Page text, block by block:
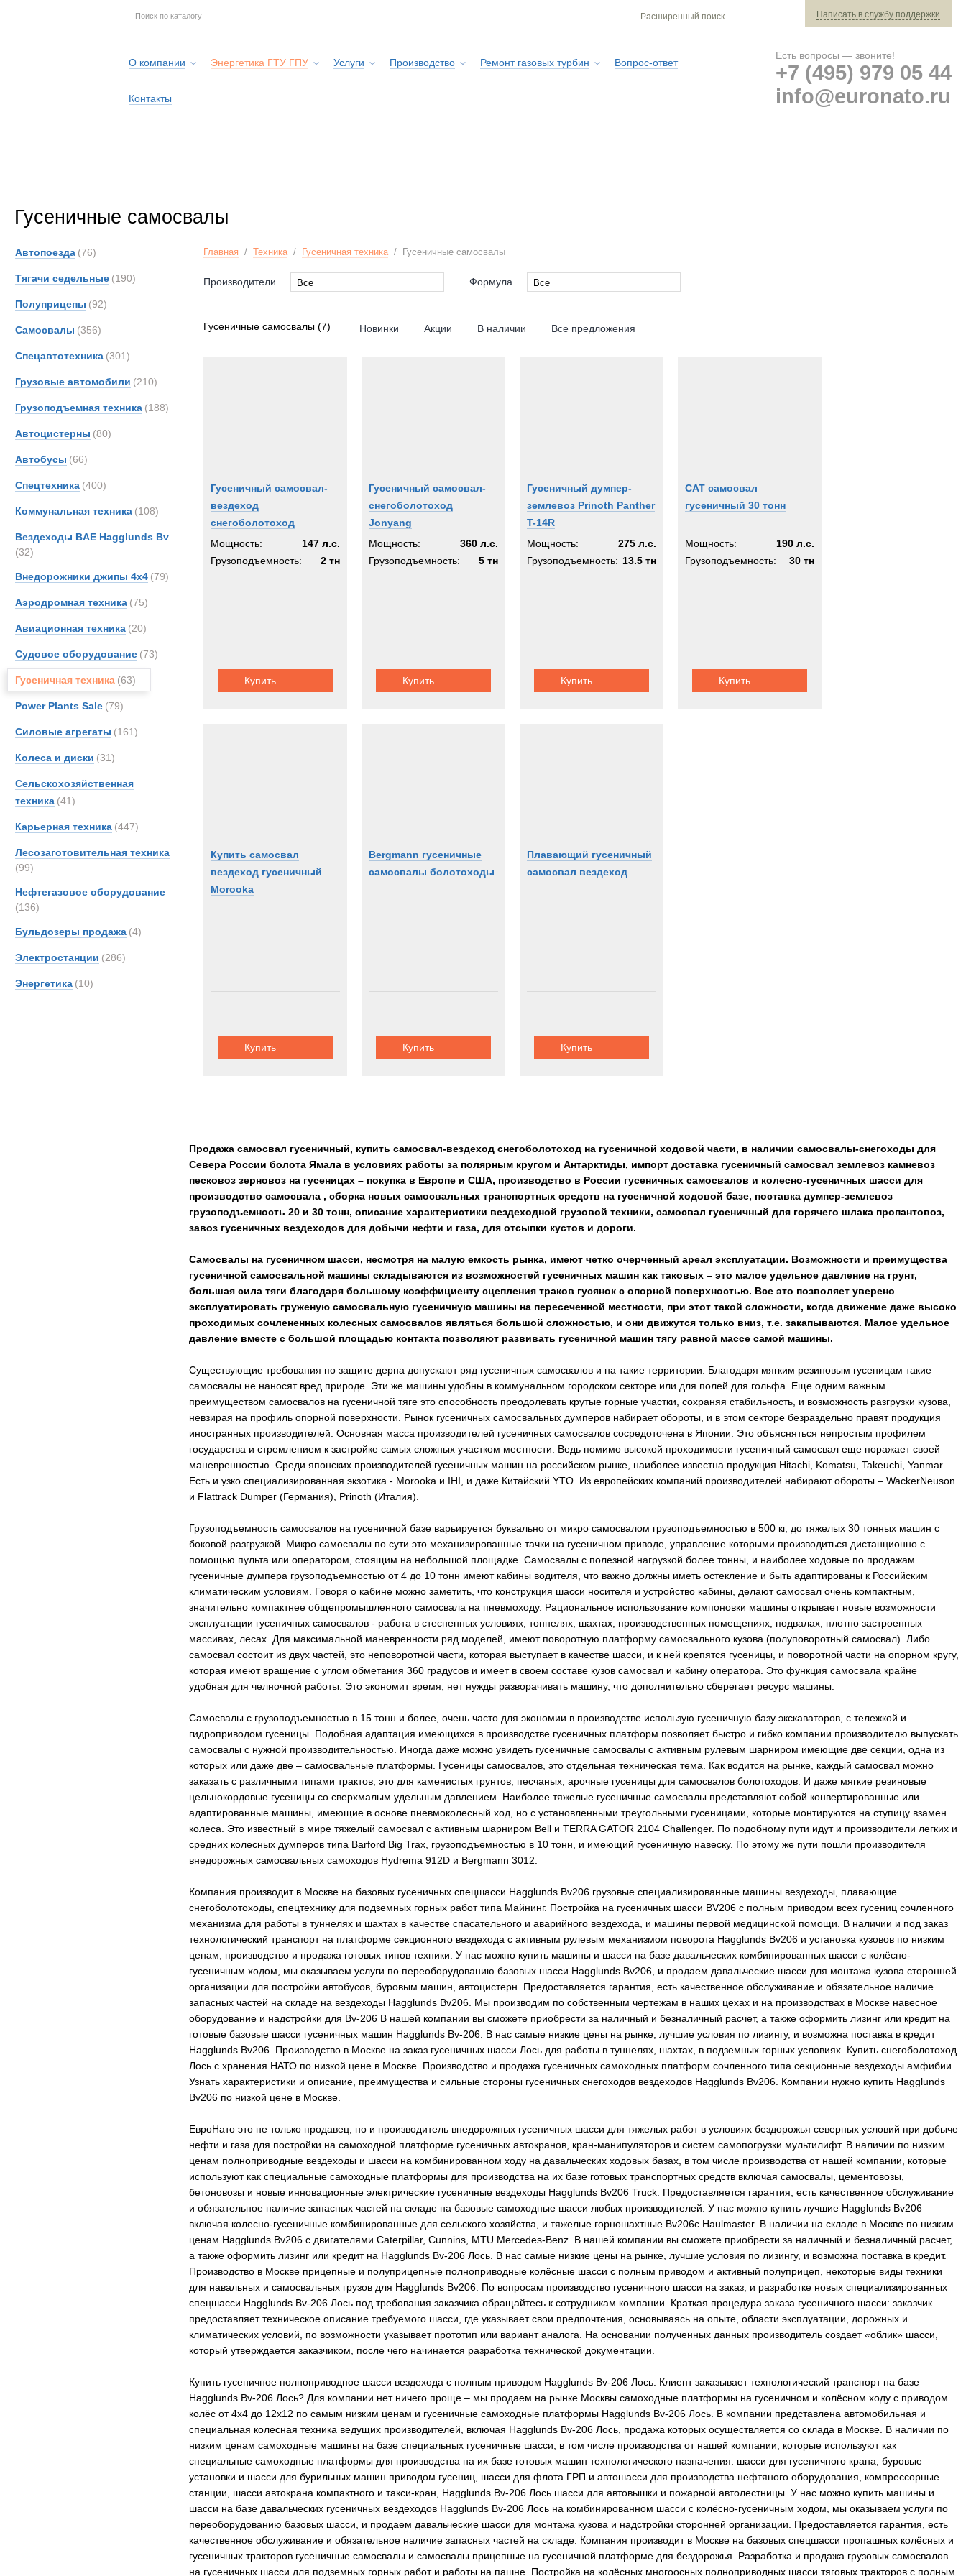
Расширенный поиск Написать в службу поддержки
О компании Энергетика ГТУ ГПУ Услуги Производство Ремонт газовых турбин Вопрос-ответ
Контакты
Есть вопросы — звоните!
+7 (495) 979 05 44
info@euronato.ru
Гусеничные самосвалы
Автопоезда (76)
Тягачи седельные (190)
Полуприцепы (92)
Самосвалы (356)
Спецавтотехника (301)
Грузовые автомобили (210)
Грузоподъемная техника (188)
Автоцистерны (80)
Автобусы (66)
Спецтехника (400)
Коммунальная техника (108)
Вездеходы BAE Hagglunds Bv
(32)
Внедорожники джипы 4х4 (79)
Аэродромная техника (75)
Авиационная техника (20)
Судовое оборудование (73)
Гусеничная техника (63)
Power Plants Sale (79)
Силовые агрегаты (161)
Колеса и диски (31)
Сельскохозяйственная
техника (41)
Карьерная техника (447)
Лесозаготовительная техника
(99)
Нефтегазовое оборудование
(136)
Бульдозеры продажа (4)
Электростанции (286)
Энергетика (10)
Главная / Техника/ Гусеничная техника/ Гусеничные самосвалы
Производители
Все
CATERPILLAR
Формула
Все
Гусеничные самосвалы (7) Новинки Акции В наличии Все предложения
Гусеничный самосвал-
вездеход
снегоболотоход
Мощность:
147 л.с.
Грузоподъемность:
2 тн
Купить
Гусеничный самосвал-
снегоболотоход
Jonyang
Мощность:
360 л.с.
Грузоподъемность:
5 тн
Купить
Гусеничный думпер-
землевоз Prinoth Panther
T-14R
Мощность:
275 л.с.
Грузоподъемность: 13.5 тн
Купить
CAT самосвал
гусеничный 30 тонн
Мощность:
190 л.с.
Грузоподъемность:
30 тн
Купить
Купить самосвал
вездеход гусеничный
Morooka
Купить
Bergmann гусеничные
самосвалы болотоходы
Купить
Плавающий гусеничный
самосвал вездеход
Купить
Продажа самосвал гусеничный, купить самосвал-вездеход снегоболотоход на гусеничной ходовой части, в наличии самосвалы-снегоходы для
Севера России болота Ямала в условиях работы за полярным кругом и Антарктиды, импорт доставка гусеничный самосвал землевоз камневоз
песковоз зерновоз на гусеницах – покупка в Европе и США, производство в России гусеничных самосвалов и колесно-гусеничных шасси для
производство самосвала , сборка новых самосвальных транспортных средств на гусеничной ходовой базе, поставка думпер-землевоз
грузоподъемность 20 и 30 тонн, описание характеристики вездеходной грузовой техники, самосвал гусеничный для горячего шлака пропантовоз,
завоз гусеничных вездеходов для добычи нефти и газа, для отсыпки кустов и дороги.
Самосвалы на гусеничном шасси, несмотря на малую емкость рынка, имеют четко очерченный ареал эксплуатации. Возможности и преимущества
гусеничной самосвальной машины складываются из возможностей гусеничных машин как таковых – это малое удельное давление на грунт,
большая сила тяги благодаря большому коэффициенту сцепления траков гусянок с опорной поверхностью. Все это позволяет уверено
эксплуатировать груженую самосвальную гусеничную машины на пересеченной местности, при этот такой сложности, когда движение даже высоко
проходимых сочлененных колесных самосвалов являться большой сложностью, и они движутся только вниз, т.е. закапываются. Малое удельное
давление вместе с большой площадью контакта позволяют развивать гусеничной машин тягу равной массе самой машины.
Существующие требования по защите дерна допускают ряд гусеничных самосвалов и на такие территории. Благодаря мягким резиновым гусеницам такие
самосвалы не наносят вред природе. Эти же машины удобны в коммунальном городском секторе или для полей для гольфа. Еще одним важным
преимуществом самосвалов на гусеничной тяге это способность преодолевать крутые горные участки, сохраняя стабильность, и возможность разгрузки кузова,
невзирая на профиль опорной поверхности. Рынок гусеничных самосвальных думперов набирает обороты, и в этом секторе безраздельно правят продукция
иностранных производителей. Основная масса производителей гусеничных самосвалов сосредоточена в Японии. Это объясняться непростым профилем
государства и стремлением к застройке самых сложных участком местности. Ведь помимо высокой проходимости гусеничный самосвал еще поражает своей
маневренностью. Среди японских производителей гусеничных машин на российском рынке, наиболее известна продукция Hitachi, Komatsu, Takeuchi, Yanmar.
Есть и узко специализированная экзотика - Morooka и IHI, и даже Китайский YTO. Из европейских компаний производителей набирают обороты – WackerNeuson
и Flattrack Dumper (Германия), Prinoth (Италия).
Грузоподъемность самосвалов на гусеничной базе варьируется буквально от микро самосвалом грузоподъемностью в 500 кг, до тяжелых 30 тонных машин с
боковой разгрузкой. Микро самосвалы по сути это механизированные тачки на гусеничном приводе, управление которыми производиться дистанционно с
помощью пульта или оператором, стоящим на небольшой площадке. Самосвалы с полезной нагрузкой более тонны, и наиболее ходовые по продажам
гусеничные думпера грузоподъемностью от 4 до 10 тонн имеют кабины водителя, что важно должны иметь остекление и быть адаптированы к Российским
климатическим условиям. Говоря о кабине можно заметить, что конструкция шасси носителя и устройство кабины, делают самосвал очень компактным,
значительно компактнее общепромышленного самосвала на пневмоходу. Рациональное использование компоновки машины открывает новые возможности
эксплуатации гусеничных самосвалов - работа в стесненных условиях, тоннелях, шахтах, производственных помещениях, подвалах, плотно застроенных
массивах, лесах. Для максимальной маневренности ряд моделей, имеют поворотную платформу самосвального кузова (полуповоротный самосвал). Либо
самосвал состоит из двух частей, это неповоротной части, которая выступает в качестве шасси, и к ней крепятся гусеницы, и поворотной части на опорном кругу,
которая имеют вращение с углом обметания 360 градусов и имеет в своем составе кузов самосвал и кабину оператора. Это функция самосвала крайне
удобная для челночной работы. Это экономит время, нет нужды разворачивать машину, что дополнительно сберегает ресурс машины.
Самосвалы с грузоподъемностью в 15 тонн и более, очень часто для экономии в производстве использую гусеничную базу экскаваторов, с тележкой и
гидроприводом гусеницы. Подобная адаптация имеющихся в производстве гусеничных платформ позволяет быстро и гибко компании производителю выпускать
самосвалы с нужной производительностью. Иногда даже можно увидеть гусеничные самосвалы с активным рулевым шарниром имеющие две секции, одна из
которых или даже две – самосвальные платформы. Гусеницы самосвалов, это отдельная техническая тема. Как водится на рынке, каждый самосвал можно
заказать с различными типами трактов, это для каменистых грунтов, песчаных, арочные гусеницы для самосвалов болотоходов. И даже мягкие резиновые
цельнокордовые гусеницы со сверхмалым удельным давлением. Наиболее тяжелые гусеничные самосвалы представляют собой конвертированные или
адаптированные машины, имеющие в основе пневмоколесный ход, но с установленными треугольными гусеницами, которые монтируются на ступицу взамен
колеса. Это известный в мире тяжелый самосвал с активным шарниром Bell и TERRA GATOR 2104 Challenger. По подобному пути идут и производители легких и
средних колесных думперов типа Barford Big Trax, грузоподъемностью в 10 тонн, и имеющий гусеничную навеску. По этому же пути пошли производителя
внедорожных самосвальных самоходов Hydrema 912D и Bergmann 3012.
Компания производит в Москве на базовых гусеничных спецшасси Hagglunds Bv206 грузовые специализированные машины вездеходы, плавающие
снегоболотоходы, спецтехнику для подземных горных работ типа Майнинг. Постройка на гусеничных шасси BV206 с полным приводом всех гусениц сочленного
механизма для работы в туннелях и шахтах в качестве спасательного и аварийного вездехода, и машины первой медицинской помощи. В наличии и под заказ
технологический транспорт на платформе секционного вездехода с активным рулевым механизмом поворота Hagglunds Bv206 и установка кузовов по низким
ценам, производство и продажа готовых типов техники. У нас можно купить машины и шасси на базе давальческих комбинированных шасси с колёсно-
гусеничным ходом, мы оказываем услуги по переоборудованию базовых шасси Hagglunds Bv206, и продаем давальческие шасси для монтажа кузова сторонней
организации для постройки автобусов, буровым машин, автоцистерн. Предоставляется гарантия, есть качественное обслуживание и обязательное наличие
запасных частей на складе на вездеходы Hagglunds Bv206. Мы производим по собственным чертежам в наших цехах и на производствах в Москве навесное
оборудование и надстройки для Bv-206 В нашей компании вы сможете приобрести за наличный и безналичный расчет, а также оформить лизинг или кредит на
готовые базовые шасси гусеничных машин Hagglunds Bv-206. В нас самые низкие цены на рынке, лучшие условия по лизингу, и возможна поставка в кредит
Hagglunds Bv206. Производство в Москве на заказ гусеничных шасси Лось для работы в туннелях, шахтах, в подземных горных условиях. Купить снегоболотоход
Лось с хранения НАТО по низкой цене в Москве. Производство и продажа гусеничных самоходных платформ сочленного типа секционные вездеходы амфибии.
Узнать характеристики и описание, преимущества и сильные стороны гусеничных снегоходов вездеходов Hagglunds Bv206. Компании нужно купить Hagglunds
Bv206 по низкой цене в Москве.
ЕвроНато это не только продавец, но и производитель внедорожных гусеничных шасси для тяжелых работ в условиях бездорожья северных условий при добыче
нефти и газа для постройки на самоходной платформе гусеничных автокранов, кран-манипуляторов и систем самопогрузки мультилифт. В наличии по низким
ценам полноприводные вездеходы и шасси на комбинированном ходу на давальческих ходовых базах, в том числе производства от нашей компании, которые
используют как специальные самоходные платформы для производства на их базе готовых транспортных средств включая самосвалы, цементовозы,
бетоновозы и новые инновационные электрические гусеничные вездеходы Hagglunds Bv206 Truck. Предоставляется гарантия, есть качественное обслуживание
и обязательное наличие запасных частей на складе на базовые самоходные шасси любых производителей. У нас можно купить лучшие Hagglunds Bv206
включая колесно-гусеничные комбинированные для сельского хозяйства, и тяжелые горношахтные Bv206с Haulmaster. В наличии на складе в Москве по низким
ценам Hagglunds Bv206 с двигателями Caterpillar, Cunnins, MTU Mercedes-Benz. В нашей компании вы сможете приобрести за наличный и безналичный расчет,
а также оформить лизинг или кредит на Hagglunds Bv-206 Лось. В нас самые низкие цены на рынке, лучшие условия по лизингу, и возможна поставка в кредит.
Производство в Москве прицепные и полуприцепные полноприводные колёсные шасси с полным приводом и активный полуприцеп, некоторые виды техники
для навальных и самосвальных грузов для Hagglunds Bv206. По вопросам производство гусеничного шасси на заказ, и разработке новых специализированных
спецшасси Hagglunds Bv-206 Лось под требования заказчика обращайтесь к сотрудникам компании. Краткая процедура заказа гусеничного шасси: заказчик
предоставляет техническое описание требуемого шасси, где указывает свои предпочтения, основываясь на опыте, области эксплуатации, дорожных и
климатических условий, по возможности указывает прототип или вариант аналога. На основании полученных данных производитель создает «облик» шасси,
который утверждается заказчиком, после чего начинается разработка технической документации.
Купить гусеничное полноприводное шасси вездехода с полным приводом Hagglunds Bv-206 Лось. Клиент заказывает технологический транспорт на базе
Hagglunds Bv-206 Лось? Для компании нет ничего проще – мы продаем на рынке Москвы самоходные платформы на гусеничном и колёсном ходу с приводом
колёс от 4х4 до 12х12 по самым низким ценам и гусеничные самоходные платформы Hagglunds Bv-206 Лось. В компании представлена автомобильная и
специальная колесная техника ведущих производителей, включая Hagglunds Bv-206 Лось, продажа которых осуществляется со склада в Москве. В наличии по
низким ценам самоходные машины на базе специальных гусеничные шасси, в том числе производства от нашей компании, которые используют как
специальные самоходные платформы для производства на их базе готовых машин технологического назначения: шасси для гусеничного крана, буровые
установки и шасси для бурильных машин приводом гусениц, шасси для флота ГРП и автошасси для производства нефтяного оборудования, компрессорные
станции, шасси автокрана компактного и такси-кран, Hagglunds Bv-206 Лось шасси для автовышки и пожарной автолестницы. У нас можно купить машины и
шасси на базе давальческих гусеничных вездеходов Hagglunds Bv-206 Лось на комбинированном шасси с колёсно-гусеничным ходом, мы оказываем услуги по
переоборудованию базовых шасси, и продаем давальческие шасси для монтажа кузова и надстройки сторонней организации. Предоставляется гарантия, есть
качественное обслуживание и обязательное наличие запасных частей на складе. Компания производит в Москве на базовых спецшасси пропашных колёсных и
гусеничных тракторов гусеничные самосвалы и самосвалы прицепные на гусеничной платформе для бездорожья. Разработка и продажа грузовых самосвалов
на гусеничных шасси для подземных горных работ и работы на пашне. Постройка на колёсных многоосных полноприводных шасси тяговых тракторов с полным